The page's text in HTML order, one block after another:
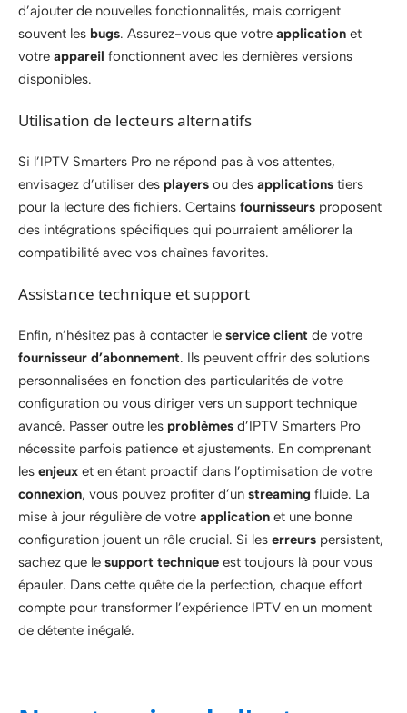
d’ajouter de nouvelles fonctionnalités, mais corrigent
souvent les bugs. Assurez-vous que votre application et
votre appareil fonctionnent avec les dernières versions
disponibles.
Utilisation de lecteurs alternatifs
Si l’IPTV Smarters Pro ne répond pas à vos attentes,
envisagez d’utiliser des players ou des applications tiers
pour la lecture des fichiers. Certains fournisseurs proposent
des intégrations spécifiques qui pourraient améliorer la
compatibilité avec vos chaînes favorites.
Assistance technique et support
Enfin, n’hésitez pas à contacter le service client de votre
fournisseur d’abonnement. Ils peuvent offrir des solutions
personnalisées en fonction des particularités de votre
configuration ou vous diriger vers un support technique
avancé. Passer outre les problèmes d’IPTV Smarters Pro
nécessite parfois patience et ajustements. En comprenant
les enjeux et en étant proactif dans l’optimisation de votre
connexion, vous pouvez profiter d’un streaming fluide. La
mise à jour régulière de votre application et une bonne
configuration jouent un rôle crucial. Si les erreurs persistent,
sachez que le support technique est toujours là pour vous
épauler. Dans cette quête de la perfection, chaque effort
compte pour transformer l’expérience IPTV en un moment
de détente inégalé.